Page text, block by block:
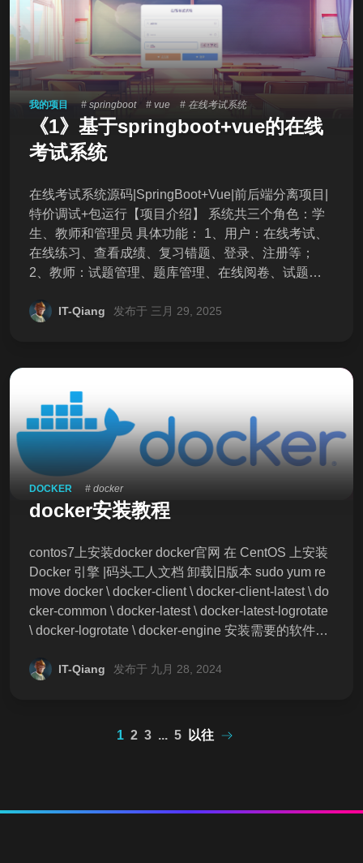
持系统名称和背景图统一更换 【环境版本】 mysql:8 r
edis java:1.8 maven vue2 node.js:16 【交付清单】
1、完整前后端源码 2、数据库SQL文件 3、操作说明
【独家服务】 加30元享远程部署调试，不成功包退。
下单发下载链接，复制到浏览器直接下载，不需要下
载任何软件 【交易须知】 本店所有源代码均可直接
拍，项目都测试过可以正常运行。 虚
我的项目 # springboot # vue # 在线考试系统
《1》基于springboot+vue的在线
考试系统
在线考试系统源码|SpringBoot+Vue|前后端分离项目|
特价调试+包运行【项目介绍】 系统共三个角色：学
生、教师和管理员 具体功能： 1、用户：在线考试、
在线练习、查看成绩、复习错题、登录、注册等；
2、教师：试题管理、题库管理、在线阅卷、试题导
管理，公告管理，日志管理，角色管理。 【系统亮
术栈： 后端：SpringBoot+MybatisPlus+Security+Re
dis 前端：Vue2+ElementUI+Axios 4、 扩展性强：支
持系统名称和背景图统一更换 【环境版本】 mysql:8 r
edis java:1.8 maven vue2 node.js:16 【交付清单】
1、完整前后端源码 2、数据库SQL文件 3、操作说明
【独家服务】 加30元享远程部署调试，不成功包退。
独家高速下载链接，不需要下载任何软件 【交易须
知】 本店所有源代码均可直接拍，项目都测试过可以
IT-Qiang 发布于 三月 29, 2025
DOCKER # docker
docker安装教程
contos7上安装docker docker官网 在 CentOS 上安装
Docker 引擎 |码头工人文档 卸载旧版本 sudo yum re
move docker \ docker-client \ docker-client-latest \ do
cker-common \ docker-latest \ docker-latest-logrotate
\ docker-logrotate \ docker-engine 安装需要的软件包
IT-Qiang 发布于 九月 28, 2024
1 2 3 ... 5 以往